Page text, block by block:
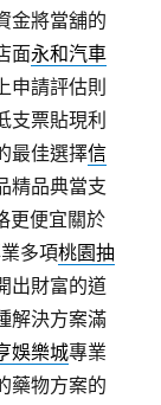
金將當舖的
面永和汽車
申請評估則
支票貼現利
最佳選擇信
精品典當支
更便宜關於
多項桃園抽
出財富的道
解決方案滿
娛樂城專業
藥物方案的